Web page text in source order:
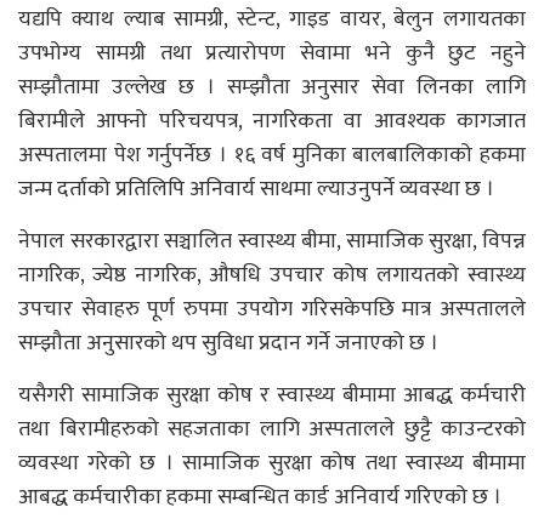
यद्यपि क्याथ ल्याब सामग्री, स्टेन्ट, गाइड वायर, बेलुन लगायतका
उपभोग्य सामग्री तथा प्रत्यारोपण सेवामा भने कुनै छुट नहुने
सम्झौतामा उल्लेख छ । सम्झौता अनुसार सेवा लिनका लागि
बिरामीले आफ्नो परिचयपत्र, नागरिकता वा आवश्यक कागजात
अस्पतालमा पेश गर्नुपर्नेछ । १६ वर्ष मुनिका बालबालिकाको हकमा
जन्म दर्ताको प्रतिलिपि अनिवार्य साथमा ल्याउनुपर्ने व्यवस्था छ ।
नेपाल सरकारद्वारा सञ्चालित स्वास्थ्य बीमा, सामाजिक सुरक्षा, विपन्न
नागरिक, ज्येष्ठ नागरिक, औषधि उपचार कोष लगायतको स्वास्थ्य
उपचार सेवाहरु पूर्ण रुपमा उपयोग गरिसकेपछि मात्र अस्पतालले
सम्झौता अनुसारको थप सुविधा प्रदान गर्ने जनाएको छ ।
यसैगरी सामाजिक सुरक्षा कोष र स्वास्थ्य बीमामा आबद्ध कर्मचारी
तथा बिरामीहरुको सहजताका लागि अस्पतालले छुट्टै काउन्टरको
व्यवस्था गरेको छ । सामाजिक सुरक्षा कोष तथा स्वास्थ्य बीमामा
आबद्ध कर्मचारीका हकमा सम्बन्धित कार्ड अनिवार्य गरिएको छ ।